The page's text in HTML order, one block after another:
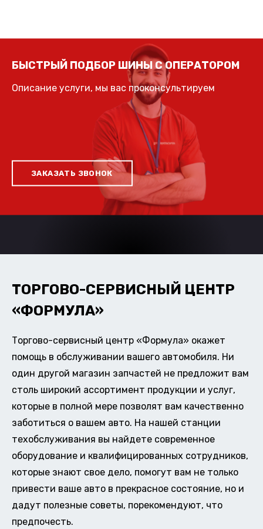
БЫСТРЫЙ ПОДБОР ШИНЫ С ОПЕРАТОРОМ
Описание услуги, мы вас проконсультируем
ЗАКАЗАТЬ ЗВОНОК
ТОРГОВО-СЕРВИСНЫЙ ЦЕНТР
«ФОРМУЛА»
Торгово-сервисный центр «Формула» окажет
помощь в обслуживании вашего автомобиля. Ни
один другой магазин запчастей не предложит вам
столь широкий ассортимент продукции и услуг,
которые в полной мере позволят вам качественно
заботиться о вашем авто. На нашей станции
техобслуживания вы найдете современное
оборудование и квалифицированных сотрудников,
которые знают свое дело, помогут вам не только
привести ваше авто в прекрасное состояние, но и
дадут полезные советы, порекомендуют, что
предпочесть.